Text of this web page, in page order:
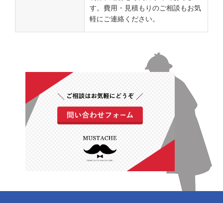
す。費用・見積もりのご相談もお気
軽にご連絡ください。